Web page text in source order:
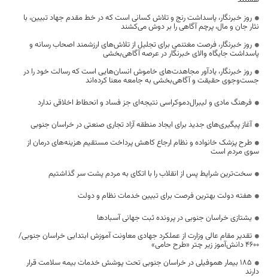
روز خبرنگار، پاسداشت رنج و تلاش کسانی است که در خط مقدم جهاد تبیین، با
نثار جان و مال، پرچم آگاهی را بر دوش می‌کشند
روز خبرنگار، فرصت مغتنمی برای تجلیل از تلاش‌های ارزشمند اصحاب رسانه و
پاسداشت جایگاه والای خبرنگار در عرصه آگاهی‌بخشی
روز خبرنگار، یادآور مجاهدت‌های خاموش انسان‌هایی است که رسالت خود را در
جست‌وجوی حقیقت و آگاهی‌بخشی به جامعه معنا کرده‌اند
فرهنگ مادی و لیبرال‌دموکراسی نتیجه‌ای جز فساد و انحطاط اخلاقی ندارد
آغاز پیگیری‌های جدید برای ایجاد منطقه آزاد تجاری صنعتی در خراسان جنوبی
طرح پزشک خانواده و نظام ارجاع کاهش پرداخت مستقیم هزینه‌های درمان از
سوی مردم است
سخت‌ترین شرایط پس از انقلاب را با اتکای به مردم پشت سر گذاشتیم
هفته دولت بهترین فرصت برای تبیین خدمات نظام و دولت
یشتازی خراسان جنوبی در پرونده ثبت جهانی آسبادها
تقدیر مقام عالی وزارت از عملکرد جهادی معاونت آموزش ابتدایی خراسان جنوبی/
۴۶۰۰ دانش‌آموز زیر چتر «طرح حامی»
۱۸۵ بیمار هموفیلی در خراسان جنوبی تحت پوشش خدمات بیمه سلامت قرار
دارند